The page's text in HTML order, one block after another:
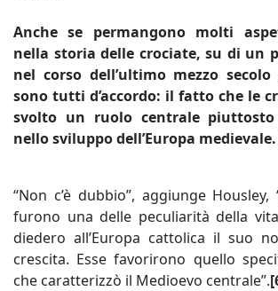
Anche se permangono molti
nella storia delle crociate, su di un
nel corso dell’ultimo mezzo
sono tutti d’accordo: il fatto che le
svolto un ruolo centrale piuttosto
nello sviluppo dell’Europa
“Non c’è dubbio”, aggiunge
furono una delle peculiarità della
diedero all’Europa cattolica il suo
crescita. Esse favorirono quello
che caratterizzò il Medioevo centrale”.